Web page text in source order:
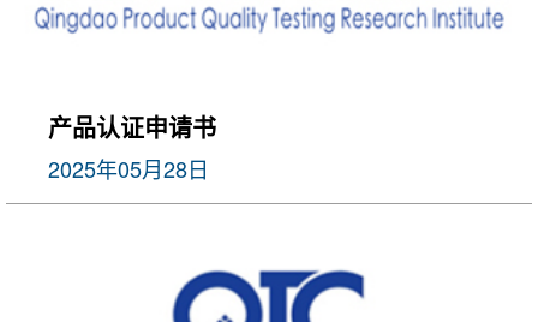
产品认证申请书
2025年05月28日